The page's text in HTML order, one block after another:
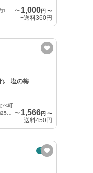
〜 1,000円 〜
+送料360円
れ 塩の梅
べ町
〜 1,566円 〜
+送料450円
予約